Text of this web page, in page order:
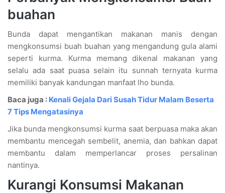
buahan
Bunda dapat mengantikan makanan manis dengan
mengkonsumsi buah buahan yang mengandung gula alami
seperti kurma. Kurma memang dikenal makanan yang
selalu ada saat puasa selain itu sunnah ternyata kurma
memiliki banyak kandungan manfaat lho bunda.
Baca juga : Kenali Gejala Dari Susah Tidur Malam Beserta
7 Tips Mengatasinya
Jika bunda mengkonsumsi kurma saat berpuasa maka akan
membantu mencegah sembelit, anemia, dan bahkan dapat
membantu dalam memperlancar proses persalinan
nantinya.
Kurangi Konsumsi Makanan